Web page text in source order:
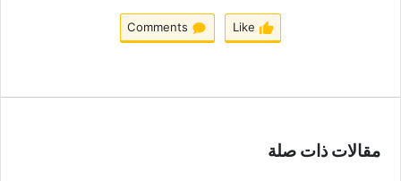
Like
Comments
مقالات ذات صلة